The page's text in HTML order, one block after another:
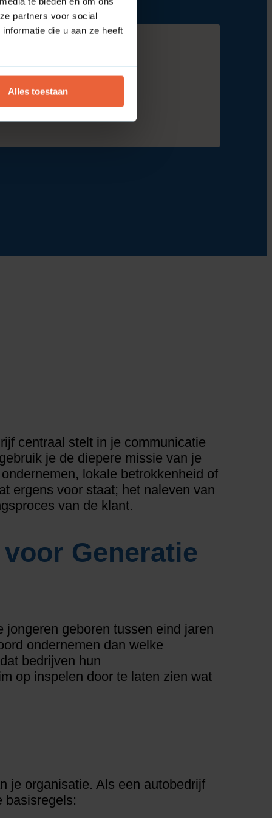
partners voor social
die u aan ze heeft
Alles toestaan
centraal stelt in je communicatie
je de diepere missie van je
lokale betrokkenheid of
ergens voor staat; het naleven van
van de klant.
Generatie
geboren tussen eind jaren
ondernemen dan welke
bedrijven hun
op inspelen door te laten zien wat
je organisatie. Als een autobedrijf
basisregels: